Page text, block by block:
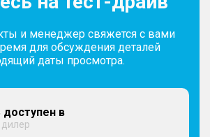
и менеджер свяжется с вами
для обсуждения деталей
даты просмотра.
в